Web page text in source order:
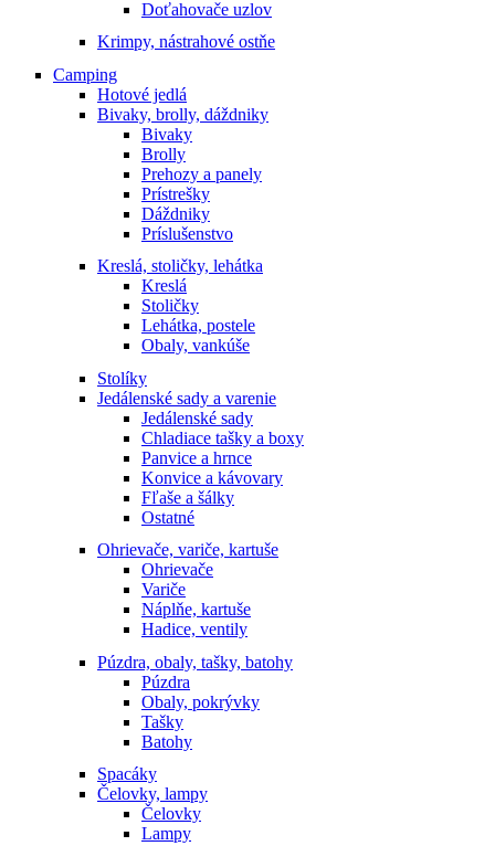
Doťahovače uzlov
Krimpy, nástrahové ostňe
Camping
Hotové jedlá
Bivaky, brolly, dáždniky
Bivaky
Brolly
Prehozy a panely
Prístrešky
Dáždniky
Príslušenstvo
Kreslá, stoličky, lehátka
Kreslá
Stoličky
Lehátka, postele
Obaly, vankúše
Stolíky
Jedálenské sady a varenie
Jedálenské sady
Chladiace tašky a boxy
Panvice a hrnce
Konvice a kávovary
Fľaše a šálky
Ostatné
Ohrievače, variče, kartuše
Ohrievače
Variče
Náplňe, kartuše
Hadice, ventily
Púzdra, obaly, tašky, batohy
Púzdra
Obaly, pokrývky
Tašky
Batohy
Spacáky
Čelovky, lampy
Čelovky
Lampy